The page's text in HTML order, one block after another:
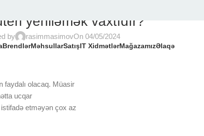
BrendlərMəhsullarSatışIT XidmətlərMağazamızƏlaqə
yeniləmək vaxtıdır?
by rasimmasimovOn 04/05/2024
faydalı olacaq. Müasir
ucqar
etməyən çox az